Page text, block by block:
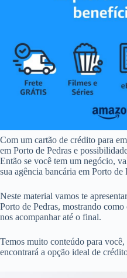
Com um cartão de crédito para
em Porto de Pedras e
Então se você tem um negócio,
sua agência bancária em Porto de
Neste material vamos te
Porto de Pedras, mostrando
nos acompanhar até o final.
Temos muito conteúdo para
encontrará a opção ideal de